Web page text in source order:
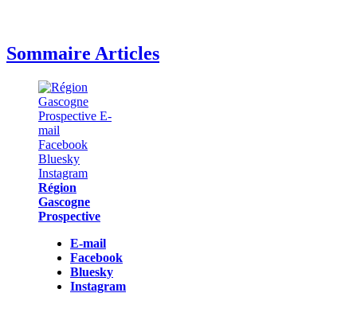
Sommaire Articles
Région
Gascogne
Prospective
E-mail
Facebook
Bluesky
Instagram